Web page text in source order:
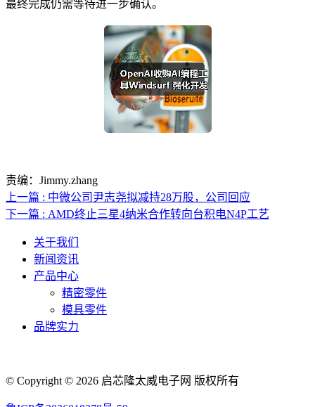
最终完成仍需等待进一步确认。
责编：Jimmy.zhang
上一篇 : 中微公司尹志尧拟减持28万股，公司回应
下一篇 : AMD终止三星4纳米合作转向台积电N4P工艺
关于我们
新闻资讯
产品中心
精密零件
模具零件
品牌实力
© Copyright © 2026 启芯隆太威电子网 版权所有